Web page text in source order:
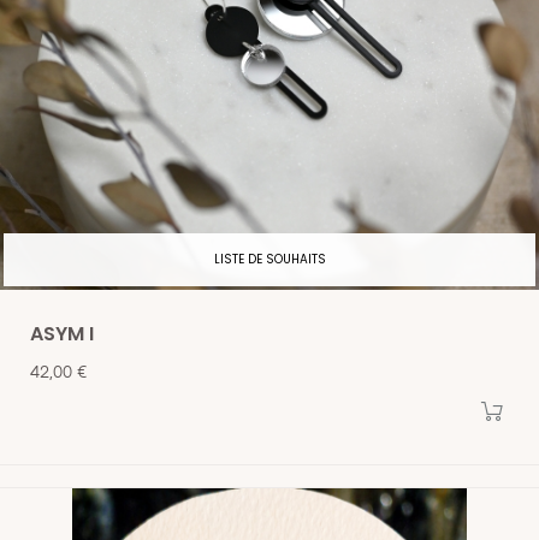
LISTE DE SOUHAITS
ASYM I
Prix
42,00 €